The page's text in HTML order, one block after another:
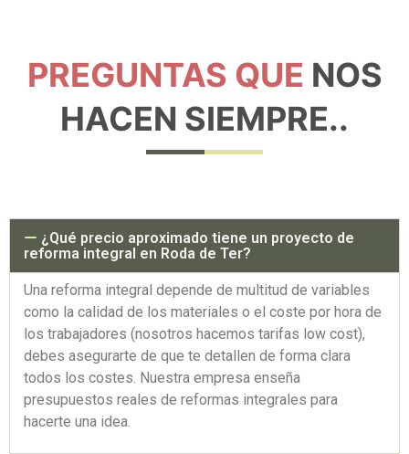
PREGUNTAS QUE NOS
HACEN SIEMPRE..
¿Qué precio aproximado tiene un proyecto de
reforma integral en Roda de Ter?
Una reforma integral depende de multitud de variables
como la calidad de los materiales o el coste por hora de
los trabajadores (nosotros hacemos tarifas low cost),
debes asegurarte de que te detallen de forma clara
todos los costes. Nuestra empresa enseña
presupuestos reales de reformas integrales para
hacerte una idea.